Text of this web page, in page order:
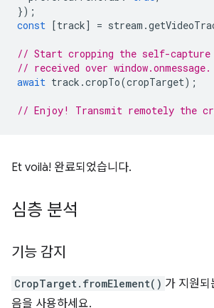
});
const [track] = stream .
// Start cropping the self-capture
// received over window.onmessage.
await track .cropTo(cropTarget);
// Enjoy! Transmit remotely the
Et voilà! 완료되었습니다.
심층 분석
기능 감지
CropTarget.fromElement() 가 지원
음을 사용하세요.